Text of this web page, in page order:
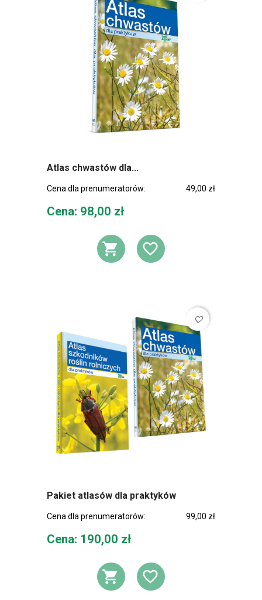
Atlas chwastów dla...
Cena dla prenumeratorów: 49,00 zł
Cena
Cena: 98,00 zł
DODAJ DO
DODAJ DO
favorite_border
Pakiet atlasów dla praktyków
Cena dla prenumeratorów: 99,00 zł
Cena
Cena: 190,00 zł
DODAJ DO
DODAJ DO